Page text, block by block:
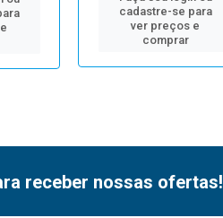
cadastre-se para
ver preços e
comprar
receber nossas ofertas!